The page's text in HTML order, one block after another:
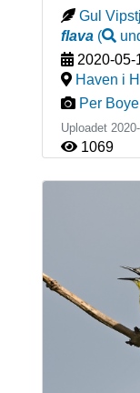
Gul
flava(
2020-05-
Haven i
Per
Uploadet
1069